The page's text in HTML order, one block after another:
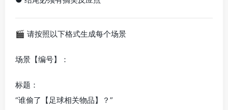
🎬 请按照以下格式生成每个场景
场景【编号】：
标题：
“谁偷了【足球相关物品】？”